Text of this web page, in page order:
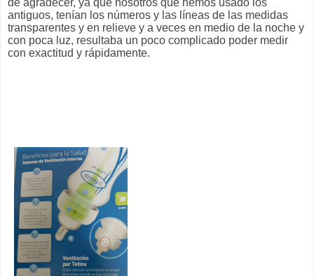
antiguos, tenían los números y las líneas de las medidas
transparentes y en relieve y a veces en medio de la noche y
con poca luz, resultaba un poco complicado poder medir
con exactitud y rápidamente.